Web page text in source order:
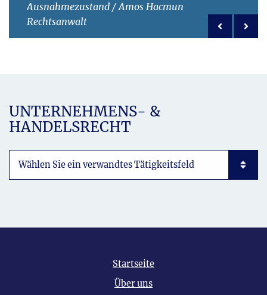
Ausnahmezustand / Amos Hacmun
Rechtsanwalt
Previous
Next
UNTERNEHMENS- &
HANDELSRECHT
Startseite
Über uns